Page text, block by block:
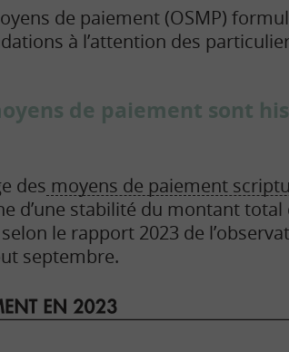
de paiement (OSMP)
à l’attention des
de paiement sont
des moyens de paiement
d’une stabilité du montant
le rapport 2023 de
septembre.